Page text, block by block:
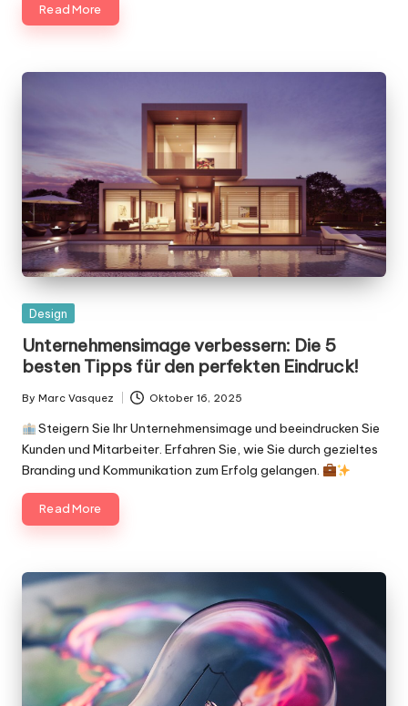
Read More
Posted
Design
Unternehmensimage verbessern: Die 5
besten Tipps für den perfekten Eindruck!
Posted
by
By Marc Vasquez Oktober 16, 2025
Steigern Sie Ihr Unternehmensimage und beeindrucken Sie
Kunden und Mitarbeiter. Erfahren Sie, wie Sie durch gezieltes
Branding und Kommunikation zum Erfolg gelangen.
Read More